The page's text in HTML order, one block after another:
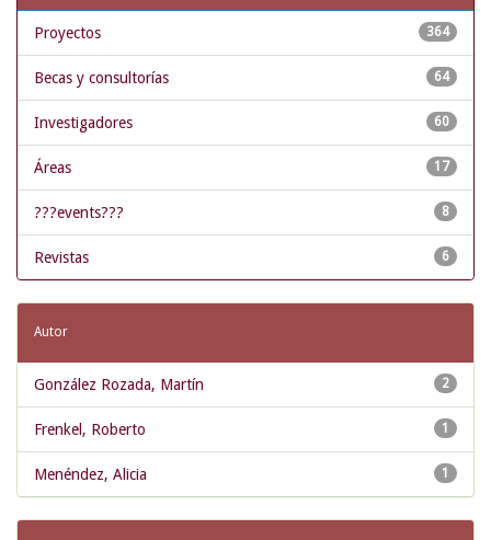
364
Proyectos
64
Becas y consultorías
60
Investigadores
17
Áreas
8
???events???
6
Revistas
Autor
2
González Rozada, Martín
1
Frenkel, Roberto
1
Menéndez, Alicia